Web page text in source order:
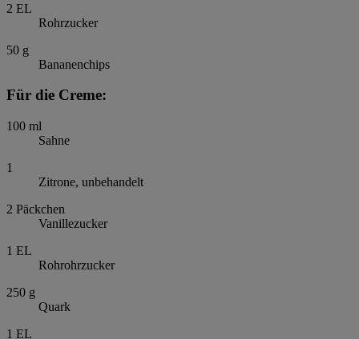
2 EL
Rohrzucker
50 g
Bananenchips
Für die Creme:
100 ml
Sahne
1
Zitrone, unbehandelt
2 Päckchen
Vanillezucker
1 EL
Rohrohrzucker
250 g
Quark
1 EL